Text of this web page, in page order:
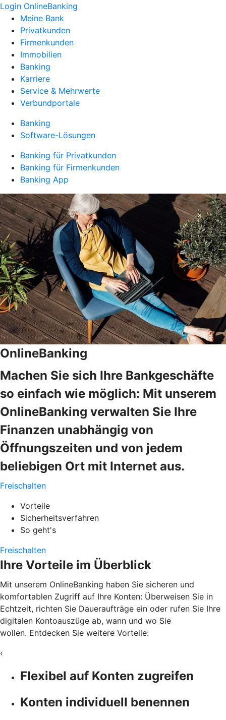
Login OnlineBanking
Meine Bank
Privatkunden
Firmenkunden
Immobilien
Banking
Karriere
Service & Mehrwerte
Verbundportale
Banking
Software-Lösungen
Banking für Privatkunden
Banking für Firmenkunden
Banking App
OnlineBanking
Machen Sie sich Ihre Bankgeschäfte
so einfach wie möglich: Mit unserem
OnlineBanking verwalten Sie Ihre
Finanzen unabhängig von
Öffnungszeiten und von jedem
beliebigen Ort mit Internet aus.
Freischalten
Vorteile
Sicherheitsverfahren
So geht's
Freischalten
Ihre Vorteile im Überblick
Mit unserem OnlineBanking haben Sie sicheren und
komfortablen Zugriff auf Ihre Konten: Überweisen Sie in
Echtzeit, richten Sie Daueraufträge ein oder rufen Sie Ihre
digitalen Kontoauszüge ab, wann und wo Sie
wollen. Entdecken Sie weitere Vorteile:
‹
Flexibel auf Konten zugreifen
Konten individuell benennen